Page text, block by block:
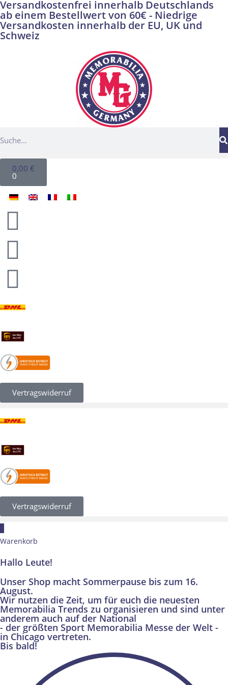
Versandkostenfrei innerhalb Deutschlands
ab einem Bestellwert von 60€ - Niedrige
Versandkosten innerhalb der EU, UK und
Schweiz
0,00 €
0
Vertragswiderruf
Vertragswiderruf
Warenkorb
Hallo Leute!
Unser Shop macht Sommerpause bis zum 16.
August.
Wir nutzen die Zeit, um für euch die neuesten
Memorabilia Trends zu organisieren und sind unter
anderem auch auf der National
- der größten Sport Memorabilia Messe der Welt -
in Chicago vertreten.
Bis bald!